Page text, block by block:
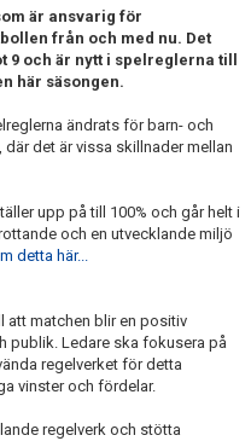
är ansvarig för
från och med nu. Det
9 och är nytt i spelreglerna till
här säsongen.
ändrats för barn- och
det är vissa skillnader mellan
upp på till 100% och går helt i
och en utvecklande miljö
detta här...
att matchen blir en positiv
publik. Ledare ska fokusera på
regelverket för detta
vinster och fördelar.
regelverk och stötta